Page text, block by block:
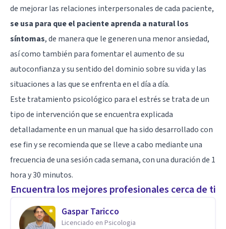
de mejorar las relaciones interpersonales de cada paciente,
se usa para que el paciente aprenda a natural los
síntomas, de manera que le generen una menor ansiedad,
así como también para fomentar el aumento de su
autoconfianza y su sentido del dominio sobre su vida y las
situaciones a las que se enfrenta en el día a día.
Este tratamiento psicológico para el estrés se trata de un
tipo de intervención que se encuentra explicada
detalladamente en un manual que ha sido desarrollado con
ese fin y se recomienda que se lleve a cabo mediante una
frecuencia de una sesión cada semana, con una duración de 1
hora y 30 minutos.
Encuentra los mejores profesionales cerca de ti
Gaspar Taricco
Licenciado en Psicologia